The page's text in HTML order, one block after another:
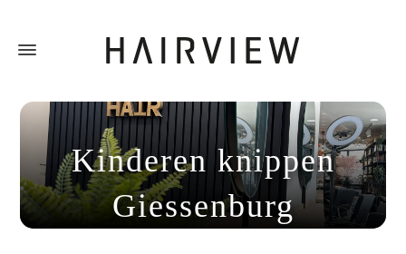
Kinderen knippen
Giessenburg